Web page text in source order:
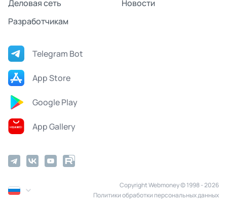
Деловая сеть
Новости
Разработчикам
Telegram Bot
App Store
Google Play
App Gallery
Copyright Webmoney © 1998 - 2026
Политики обработки персональных данных